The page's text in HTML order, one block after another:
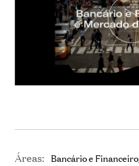
Áreas: Bancário e Financeiro